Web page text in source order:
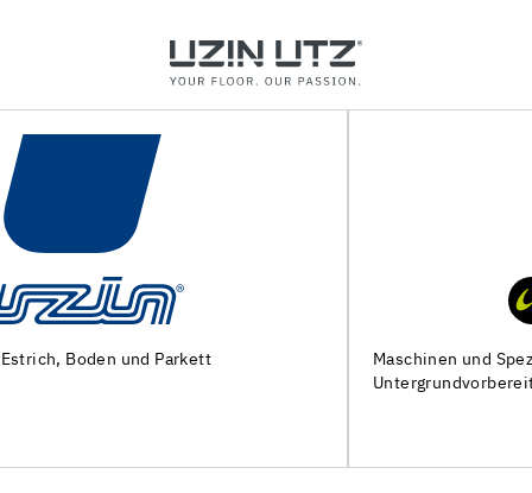
Maschinen und Spezialwerkzeuge zur
Untergrundvorbereitung und Verlegung von Bodenbelägen